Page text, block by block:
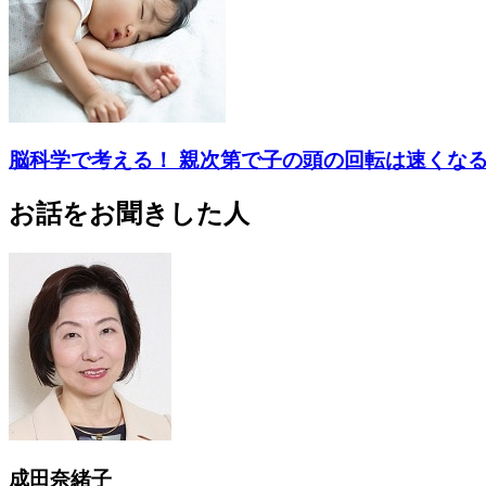
脳科学で考える！ 親次第で子の頭の回転は速くな
お話をお聞きした人
成田奈緒子